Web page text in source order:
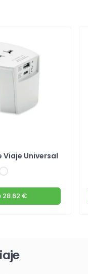
Universal
28.62 €